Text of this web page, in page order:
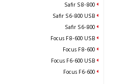
Safir S8-800
Safir S6-800 USB
Safir S6-800
Focus F8-600 USB
Focus F8-600
Focus F6-600 USB
Focus F6-600